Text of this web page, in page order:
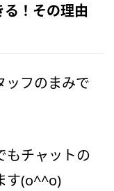
！その理由
ッフのまみで
もチャットの
す(o^^o)